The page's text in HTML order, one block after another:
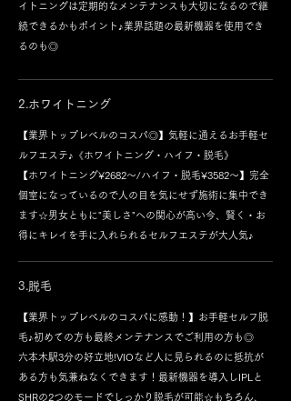
イトニングは定期的なメンテナンスも大切になるので継
続できるかもポイント♪業界話題の最新機器を使用でき
るのも◎
2.ホワイトニング
【業界トップレベルのコスパ◎】気軽に通えるお手軽セ
ルフエステ♪《ホワイトニング・ハイフ・脱毛》
【ホワイトニング¥2682～/ハイフ・脱毛¥3582～】完全
個室になっているので人の目を気にせず施術に集中でき
ます☆男女ともに"美しさ"への関心が高い今、賢く・お
得にキレイを手に入れられるセルフエステが大人気♪
3.脱毛
【業界トップレベルのコスパに感動！】お手軽セルフ脱
毛♪初めての方も最終メンテナンスでご利用の方も◎
六本木駅3分の好立地!VIOなど人に見られるのに抵抗が
ある方も気兼ねなくできます！最新機器を導入しIPLと
SHRの2つのモードでしっかり脱毛が可能☆もちろん、